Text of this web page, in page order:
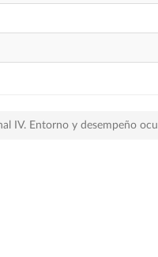
IV. Entorno y desempeño